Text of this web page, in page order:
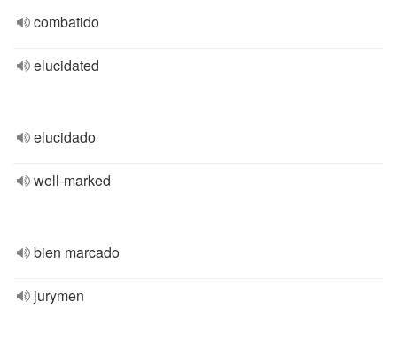
combatido
elucidated
elucidado
well-marked
bien marcado
jurymen